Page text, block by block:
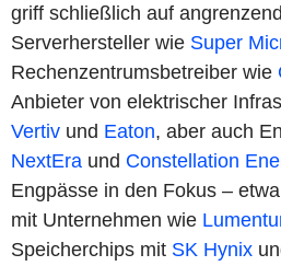
griff schließlich auf
Serverhersteller wie Super
Rechenzentrumsbetreiber wie
Anbieter von elektrischer
Vertiv und Eaton, aber auch
NextEra und Constellation
Engpässe in den Fokus –
mit Unternehmen wie
Speicherchips mit SK Hynix